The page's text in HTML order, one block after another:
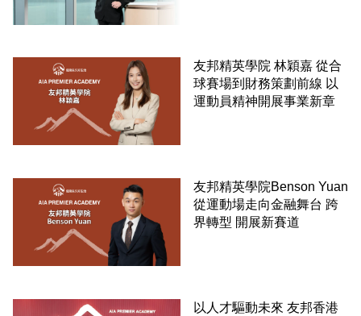
友邦精英學院 林穎嘉 從合
球賽場到財務策劃前線 以
運動員精神開展事業新章
友邦精英學院Benson Yuan
從運動場走向金融舞台 跨
界轉型 開展新賽道
以人才驅動未來 友邦香港